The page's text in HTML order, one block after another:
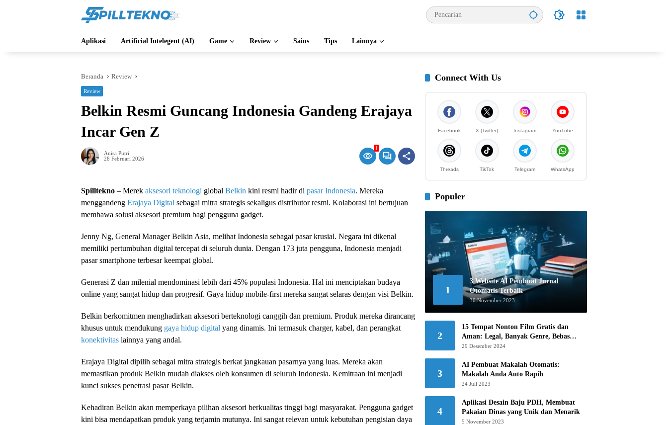
Aplikasi Artificial Intelegent (AI) Game Review Sains Tips Lainnya
Beranda Review
Review
Belkin Resmi Guncang Indonesia Gandeng Erajaya
Incar Gen Z
Anisa Putri
28 Februari 2026
1
Spilltekno – Merek aksesori teknologi global Belkin kini resmi hadir di pasar Indonesia. Mereka
menggandeng Erajaya Digital sebagai mitra strategis sekaligus distributor resmi. Kolaborasi ini bertujuan
membawa solusi aksesori premium bagi pengguna gadget.
Jenny Ng, General Manager Belkin Asia, melihat Indonesia sebagai pasar krusial. Negara ini dikenal
memiliki pertumbuhan digital tercepat di seluruh dunia. Dengan 173 juta pengguna, Indonesia menjadi
pasar smartphone terbesar keempat global.
Generasi Z dan milenial mendominasi lebih dari 45% populasi Indonesia. Hal ini menciptakan budaya
online yang sangat hidup dan progresif. Gaya hidup mobile-first mereka sangat selaras dengan visi Belkin.
Belkin berkomitmen menghadirkan aksesori berteknologi canggih dan premium. Produk mereka dirancang
khusus untuk mendukung gaya hidup digital yang dinamis. Ini termasuk charger, kabel, dan perangkat
konektivitas lainnya yang andal.
Erajaya Digital dipilih sebagai mitra strategis berkat jangkauan pasarnya yang luas. Mereka akan
memastikan produk Belkin mudah diakses oleh konsumen di seluruh Indonesia. Kemitraan ini menjadi
kunci sukses penetrasi pasar Belkin.
Kehadiran Belkin akan memperkaya pilihan aksesori berkualitas tinggi bagi masyarakat. Pengguna gadget
kini bisa mendapatkan produk yang terjamin mutunya. Ini sangat relevan untuk kebutuhan pengisian daya
Connect With Us
Facebook X (Twitter) Instagram YouTube
Threads TikTok Telegram WhatsApp
Populer
1
3 Website AI Pembuat Jurnal
Otomatis Terbaik
30 November 2023
2
15 Tempat Nonton Film Gratis dan
Aman: Legal, Banyak Genre, Bebas
Khawatir!
29 Desember 2024
3
AI Pembuat Makalah Otomatis:
Makalah Anda Auto Rapih
24 Juli 2023
4
Aplikasi Desain Baju PDH, Membuat
Pakaian Dinas yang Unik dan Menarik
5 November 2023